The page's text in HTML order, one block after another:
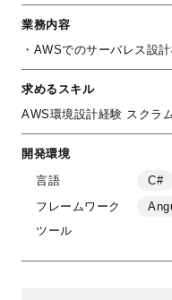
業務内容
・AWSでのサーバレス設
求めるスキル
AWS環境設計経験 スクラ
開発環境
言語
C#
フレームワーク
ツール